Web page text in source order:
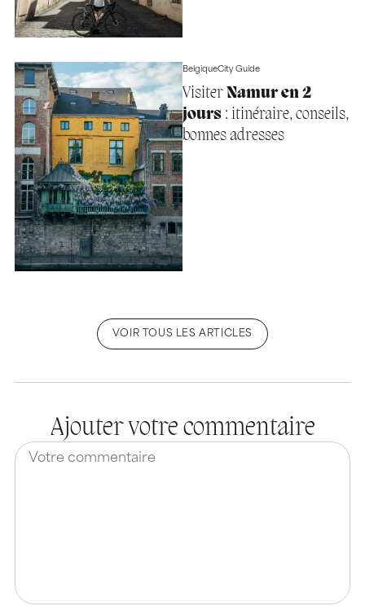
BelgiqueCity Guide
Visiter Namur en 2
jours: itinéraire, conseils,
bonnes adresses
VOIR TOUS LES ARTICLES
Ajouter votre commentaire